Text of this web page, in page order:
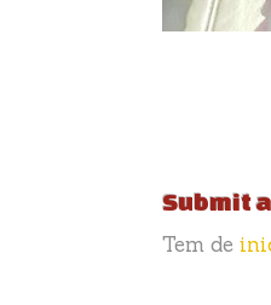
Submit
Tem de